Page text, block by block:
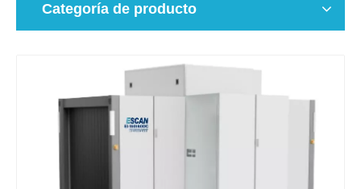
Categoría de producto